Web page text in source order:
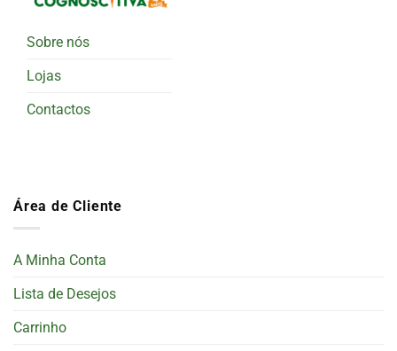
Sobre nós
Lojas
Contactos
Área de Cliente
A Minha Conta
Lista de Desejos
Carrinho